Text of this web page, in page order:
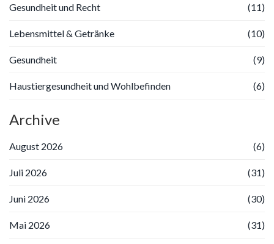
Gesundheit und Recht (11)
Lebensmittel & Getränke (10)
Gesundheit (9)
Haustiergesundheit und Wohlbefinden (6)
Archive
August 2026 (6)
Juli 2026 (31)
Juni 2026 (30)
Mai 2026 (31)